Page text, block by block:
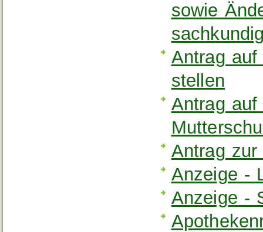
sowie
Antrag auf
stellen
Antrag
Antrag zur
Anzeige -
Anzeige -